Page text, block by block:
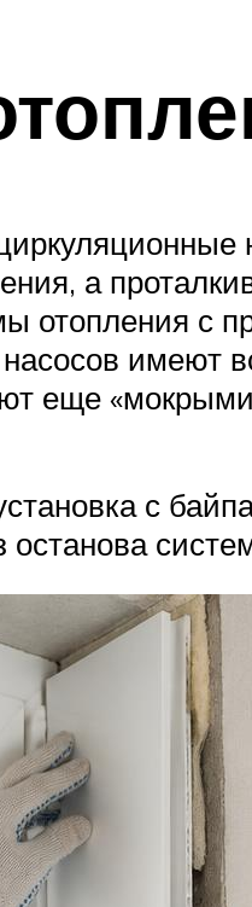
а
отопления с
имеют
еще
с
останова